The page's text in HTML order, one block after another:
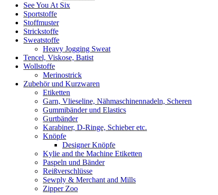
See You At Six
Sportstoffe
Stoffmuster
Strickstoffe
Sweatstoffe
Heavy Jogging Sweat
Tencel, Viskose, Batist
Wollstoffe
Merinostrick
Zubehör und Kurzwaren
Etiketten
Garn, Vlieseline, Nähmaschinennadeln, Scheren
Gummibänder und Elastics
Gurtbänder
Karabiner, D-Ringe, Schieber etc.
Knöpfe
Designer Knöpfe
Kylie and the Machine Etiketten
Paspeln und Bänder
Reißverschlüsse
Sewply & Merchant and Mills
Zipper Zoo